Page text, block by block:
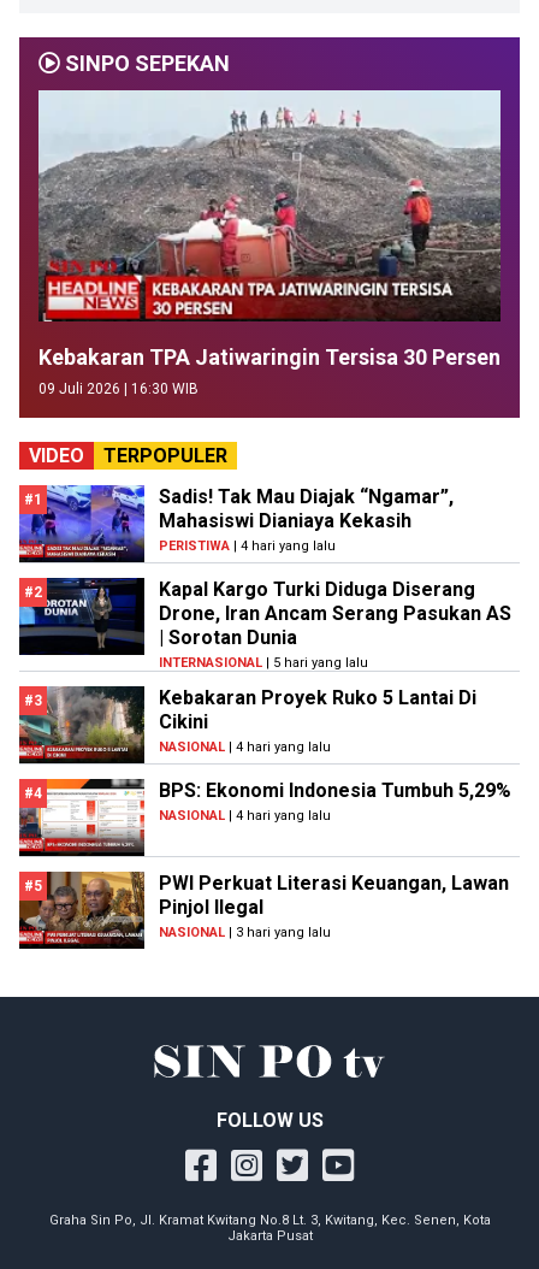
SINPO SEPEKAN
Kebakaran TPA Jatiwaringin Tersisa 30 Persen
09 Juli 2026 | 16:30 WIB
VIDEO TERPOPULER
#1
Sadis! Tak Mau Diajak “Ngamar”,
Mahasiswi Dianiaya Kekasih
PERISTIWA | 4 hari yang lalu
#2
Kapal Kargo Turki Diduga Diserang
Drone, Iran Ancam Serang Pasukan AS
| Sorotan Dunia
INTERNASIONAL | 5 hari yang lalu
#3
Kebakaran Proyek Ruko 5 Lantai Di
Cikini
NASIONAL | 4 hari yang lalu
#4 BPS: Ekonomi Indonesia Tumbuh 5,29%
NASIONAL | 4 hari yang lalu
#5
PWI Perkuat Literasi Keuangan, Lawan
Pinjol Ilegal
NASIONAL | 3 hari yang lalu
FOLLOW US
Graha Sin Po, Jl. Kramat Kwitang No.8 Lt. 3, Kwitang, Kec. Senen, Kota
Jakarta Pusat